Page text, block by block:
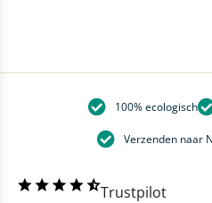
100% ecologisch
Verzenden naar
Trustpilot